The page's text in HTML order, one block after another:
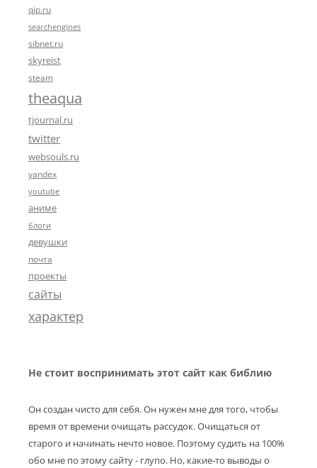
qip.ru
searchengines
sibnet.ru
skyreist
steam
theaqua
tjournal.ru
twitter
websouls.ru
yandex
youtube
аниме
блоги
девушки
почта
проекты
сайты
характер
Не стоит воспринимать этот сайт как библию
Он создан чисто для себя. Он нужен мне для того, чтобы
время от времени очищать рассудок. Очищаться от
старого и начинать нечто новое. Поэтому судить на 100%
обо мне по этому сайту - глупо. Но, какие-то выводы о